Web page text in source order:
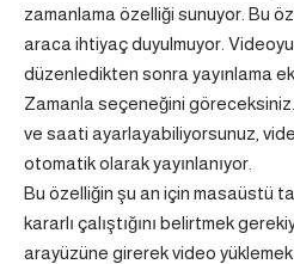
zamanlama özelliği sunuyor. Bu
araca ihtiyaç duyulmuyor.
düzenledikten sonra yayınlama
Zamanla seçeneğini
ve saati ayarlayabiliyorsunuz,
otomatik olarak yayınlanıyor.
Bu özelliğin şu an için masaüstü
kararlı çalıştığını belirtmek
arayüzüne girerek video